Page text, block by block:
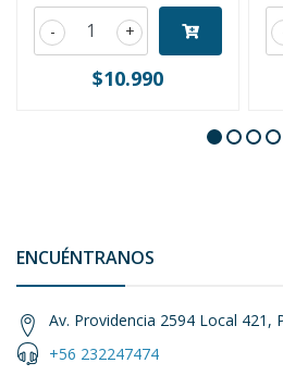
+
-
$10.990
ENCUÉNTRANOS
Av. Providencia 2594 Local 421,
+56 232247474